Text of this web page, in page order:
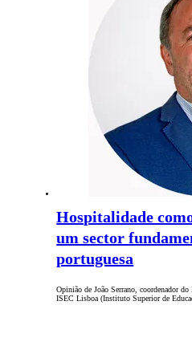
Hospitalidade
um sector
portuguesa
Opinião de João Serrano, coordenador
ISEC Lisboa (Instituto Superior de